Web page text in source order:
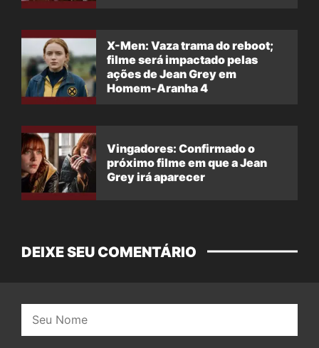
X-Men: Vaza trama do reboot;
filme será impactado pelas
ações de Jean Grey em
Homem-Aranha 4
Vingadores: Confirmado o
próximo filme em que a Jean
Grey irá aparecer
DEIXE SEU COMENTÁRIO